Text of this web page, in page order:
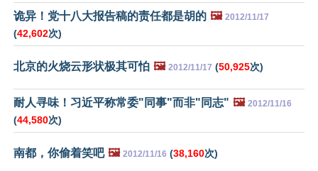
诡异！党十八大报告稿的责任都是胡的 🖼️ 2012/11/17
(42,602次)
北京的火烧云形状极其可怕 🖼️ 2012/11/17 (50,925次)
耐人寻味！习近平称常委"同事"而非"同志" 🖼️ 2012/11/16
(44,580次)
南都，你偷着笑吧 🖼️ 2012/11/16 (38,160次)